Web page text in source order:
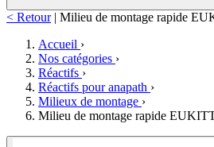
< Retour | Milieu de montage rapide
Accueil ›
Nos catégories ›
Réactifs ›
Réactifs pour anapath ›
Milieux de montage ›
Milieu de montage rapide